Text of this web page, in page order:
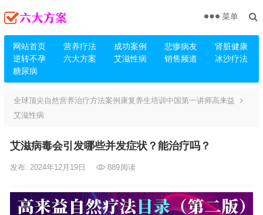
网站首页 营养疗法 成功案例 悲惨病友
肾脏健康
逆转不孕
六大方案 艾滋性病 销售频道
冰沙疗法
糖尿病
菜单
全球顶尖自然营养治疗方法案例康复养生培训中国第一讲师高来益
艾滋性病
艾滋病毒会引发哪些并发症状？能治疗吗？
发布: 2024年12月19日 889阅读